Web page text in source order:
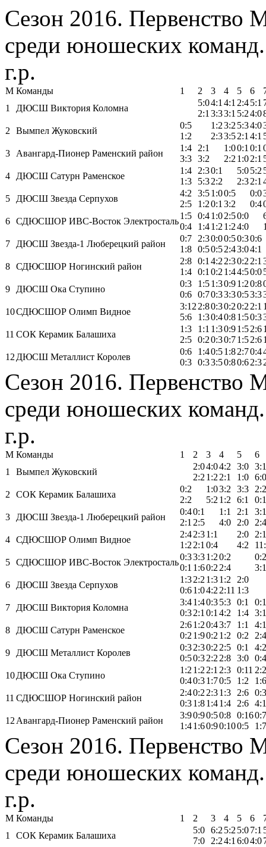
Сезон 2016. Первенство
среди юношеских
г.р.
М Команды 1 2 3 4 5 6
1
ДЮСШ Виктория Коломна
5:0
2:1
4:1
3:3
4:1
3:1
2:4
5:2
5:1
4:0
2
Вымпел Жуковский
0:5
1:2
1:2
2:3
3:2
3:5
5:3
2:1
4:0
4:1
3
Авангард-Пионер Раменский район
1:4
3:3
2:1
3:2
1:0
2:2
0:1
1:0
0:1
2:1
4
ДЮСШ Сатурн Раменское
1:4
1:3
2:3
5:3
0:1
2:2
5:0
2:3
5:2
2:1
5
ДЮСШ Звезда Серпухов
4:2
2:5
3:5
1:2
1:0
0:1
0:5
3:2
0:0
0:4
6 СДЮСШОР ИВС-Восток Электросталь
1:5
0:4
0:4
1:4
1:0
1:2
2:5
1:2
0:0
4:0
7
ДЮСШ Звезда-1 Люберецкий район
0:7
1:8
2:3
0:5
0:0
0:5
0:5
2:4
0:3
3:0
0:6
4:1
8 СДЮСШОР Ногинский район
2:8
1:4
0:1
0:1
4:2
0:2
2:3
1:4
0:2
4:5
2:1
0:0
9
ДЮСШ Ока Ступино
0:3
0:6
1:5
0:7
1:3
0:3
0:9
3:3
1:2
0:5
0:8
3:3
10СДЮСШОР Олимп Видное
3:12
5:6
2:8
1:3
0:3
0:4
0:2
0:8
0:2
1:5
2:1
0:3
11 СОК Керамик Балашиха
1:3
2:5
1:1
0:2
1:3
0:3
0:9
0:7
1:5
1:5
2:6
2:6
12 ДЮСШ Металлист Королев
0:6
0:3
1:4
0:3
0:5
3:5
1:8
0:8
2:7
0:6
0:4
2:3
Сезон 2016. Первенство
среди юношеских
г.р.
М Команды 1 2 3 4 5
6
1
Вымпел Жуковский
2:0
2:2
4:0
1:2
4:2
2:1
3:0
1:0
3:1
6:0
2
СОК Керамик Балашиха
0:2
2:2
1:0
5:2
3:2
1:2
3:3
6:1
2:2
0:1
3
ДЮСШ Звезда-1 Люберецкий район
0:4
2:1
0:1
2:5
1:1
4:0
2:1
2:0
3:1
2:4
4 СДЮСШОР Олимп Видное
2:4
1:2
2:3
2:1
1:1
0:4
2:0
4:2
2:1
5 СДЮСШОР ИВС-Восток Электросталь
0:3
0:1
3:3
1:6
1:2
0:2
0:2
2:4
0:2
3:1
6
ДЮСШ Звезда Серпухов
1:3
0:6
2:2
1:0
1:3
4:2
1:2
2:11
2:0
1:3
7
ДЮСШ Виктория Коломна
3:4
0:3
1:4
2:1
0:3
0:1
5:3
4:2
0:1
1:4
0:1
3:1
8
ДЮСШ Сатурн Раменское
2:6
0:2
1:2
1:9
0:4
0:2
3:7
1:2
1:1
0:2
4:1
2:4
9
ДЮСШ Металлист Королев
0:3
0:5
2:3
0:3
0:2
2:2
2:5
2:8
0:1
3:0
4:2
0:4
10ДЮСШ Ока Ступино
1:2
0:4
1:2
0:3
2:1
1:7
2:3
0:5
0:11
1:2
2:2
1:6
11 СДЮСШОР Ногинский район
2:4
0:3
0:2
1:8
2:3
1:4
1:3
1:4
2:6
2:6
0:3
4:1
12 Авангард-Пионер Раменский район
3:9
1:4
0:9
1:6
0:5
0:9
0:8
0:10
0:16
0:5
0:7
1:7
Сезон 2016. Первенство
среди юношеских
г.р.
М Команды 1 2 3 4 5 6
1
СОК Керамик Балашиха
5:0
7:0
6:2
2:2
5:2
4:1
5:0
6:0
7:1
4:0